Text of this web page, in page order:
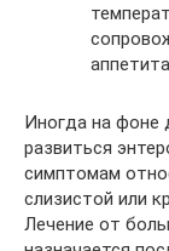
Иногда на фоне
развиться
симптомам
слизистой или
Лечение от